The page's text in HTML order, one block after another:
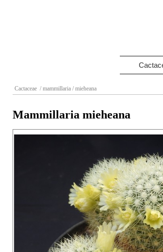
Cactaceae / mammillaria / mieheana
Mammillaria mieheana